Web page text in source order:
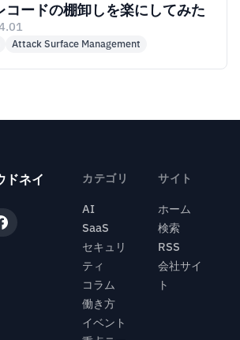
コードの棚卸しを楽にしてみた
Attack Surface Management
ドネイ
カテゴリ
AI
SaaS
セキュリ
ティ
コラム
働き方
イベント
サイト
ホーム
検索
RSS
会社サイ
ト